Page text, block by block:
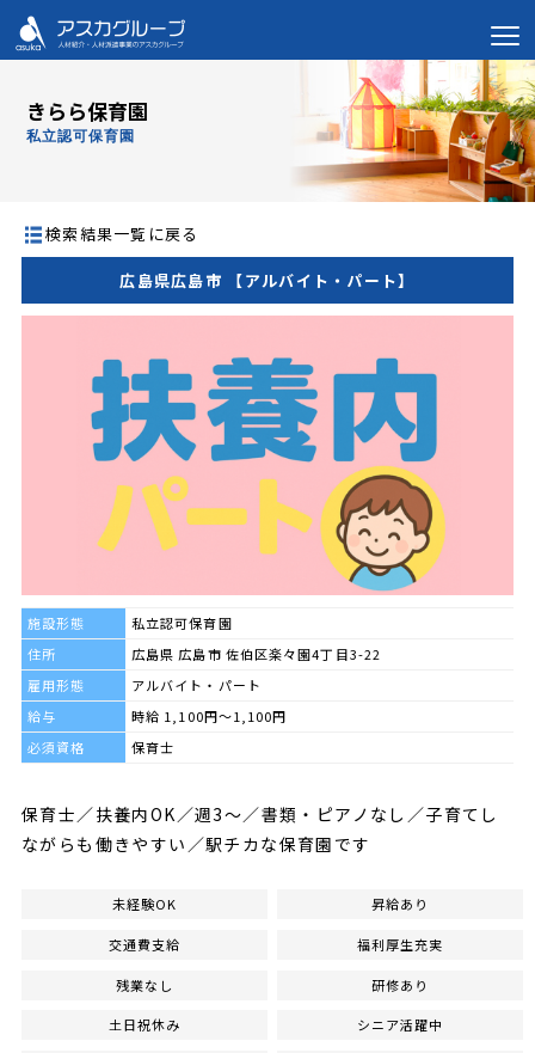
きらら保育園
私立認可保育園
検索結果一覧に戻る
広島県広島市 【アルバイト・パート】
施設形態
私立認可保育園
住所
広島県 広島市 佐伯区楽々園4丁目3-22
雇用形態
アルバイト・パート
給与
時給 1,100円～1,100円
必須資格
保育士
保育士／扶養内OK／週3～／書類・ピアノなし／子育てし
ながらも働きやすい／駅チカな保育園です
未経験OK 昇給あり
交通費支給 福利厚生充実
残業なし 研修あり
土日祝休み シニア活躍中